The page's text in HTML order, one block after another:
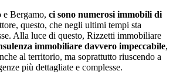
Bergamo, ci sono numerosi immobili di
questo, che negli ultimi tempi sta
Alla luce di questo, Rizzetti immobiliare
immobiliare davvero impeccabile,
al territorio, ma soprattutto riuscendo a
più dettagliate e complesse.